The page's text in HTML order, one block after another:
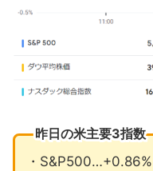
3月の注目
まとめ
昨日の米主要3指数
・S&P500…+0.86%